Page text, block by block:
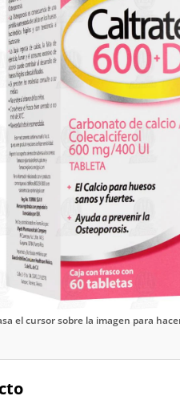
el cursor sobre la imagen para